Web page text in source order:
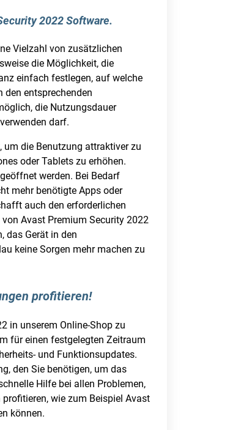
2022 Software.
Vielzahl von zusätzlichen
die Möglichkeit, die
einfach festlegen, auf welche
entsprechenden
die Nutzungsdauer
darf.
die Benutzung attraktiver zu
oder Tablets zu erhöhen.
werden. Bei Bedarf
mehr benötigte Apps oder
auch den erforderlichen
Avast Premium Security 2022
das Gerät in den
keine Sorgen mehr machen zu
profitieren!
in unserem Online-Shop zu
für einen festgelegten Zeitraum
und Funktionsupdates.
den Sie benötigen, um das
Hilfe bei allen Problemen,
wie zum Beispiel Avast
können.